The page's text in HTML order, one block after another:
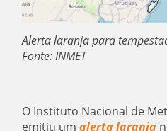
Alerta laranja para
Fonte: INMET
O Instituto Nacional de
emitiu umalerta laranja